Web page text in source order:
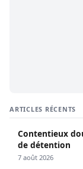
ARTICLES RÉCENTS
Contentieux
de détention
7 août 2026